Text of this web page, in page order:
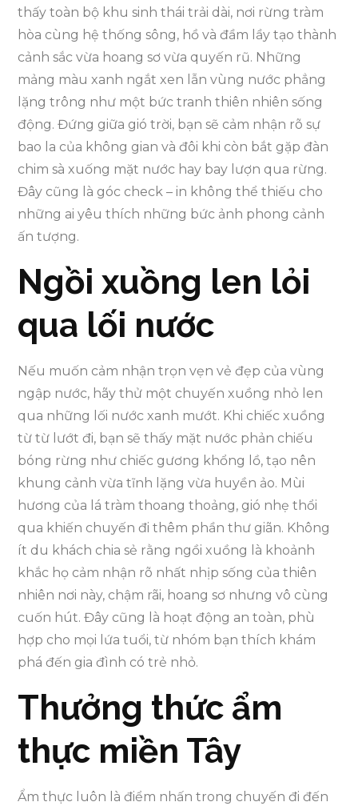
thấy toàn bộ khu sinh thái trải dài, nơi rừng tràm
hòa cùng hệ thống sông, hồ và đầm lầy tạo thành
cảnh sắc vừa hoang sơ vừa quyến rũ. Những
mảng màu xanh ngắt xen lẫn vùng nước phẳng
lặng trông như một bức tranh thiên nhiên sống
động. Đứng giữa gió trời, bạn sẽ cảm nhận rõ sự
bao la của không gian và đôi khi còn bắt gặp đàn
chim sà xuống mặt nước hay bay lượn qua rừng.
Đây cũng là góc check – in không thể thiếu cho
những ai yêu thích những bức ảnh phong cảnh
ấn tượng.
Ngồi xuồng len lỏi
qua lối nước
Nếu muốn cảm nhận trọn vẹn vẻ đẹp của vùng
ngập nước, hãy thử một chuyến xuồng nhỏ len
qua những lối nước xanh mướt. Khi chiếc xuồng
từ từ lướt đi, bạn sẽ thấy mặt nước phản chiếu
bóng rừng như chiếc gương khổng lồ, tạo nên
khung cảnh vừa tĩnh lặng vừa huyền ảo. Mùi
hương của lá tràm thoang thoảng, gió nhẹ thổi
qua khiến chuyến đi thêm phần thư giãn. Không
ít du khách chia sẻ rằng ngồi xuồng là khoảnh
khắc họ cảm nhận rõ nhất nhịp sống của thiên
nhiên nơi này, chậm rãi, hoang sơ nhưng vô cùng
cuốn hút. Đây cũng là hoạt động an toàn, phù
hợp cho mọi lứa tuổi, từ nhóm bạn thích khám
phá đến gia đình có trẻ nhỏ.
Thưởng thức ẩm
thực miền Tây
Ẩm thực luôn là điểm nhấn trong chuyến đi đến